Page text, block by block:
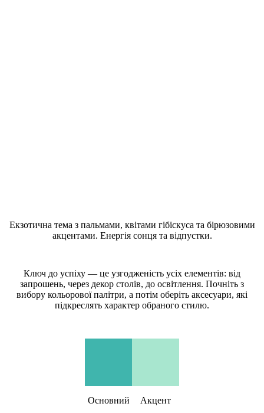
Екзотична тема з пальмами, квітами гібіскуса та бірюзовими
акцентами. Енергія сонця та відпустки.
Ключ до успіху — це узгодженість усіх елементів: від
запрошень, через декор столів, до освітлення. Почніть з
вибору кольорової палітри, а потім оберіть аксесуари, які
підкреслять характер обраного стилю.
Основний Акцент